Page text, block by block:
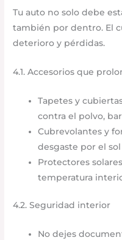
Tu auto no solo debe
también por dentro. El
deterioro y pérdidas.
4.1. Accesorios que
Tapetes y
contra el polvo,
Cubrevolantes y
desgaste por el
Protectores
temperatura
4.2. Seguridad interior
No dejes